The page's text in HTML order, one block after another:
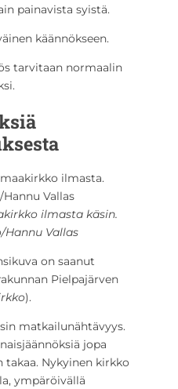
painavista syistä.
käännökseen.
tarvitaan normaalin
ilmasta käsin.
Hannu Vallas
on saanut
Pielpajärven
).
matkailunähtävyys.
jopa
Nykyinen kirkko
ympäröivällä